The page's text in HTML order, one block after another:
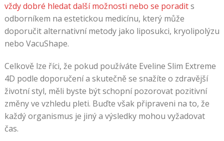
vždy dobré hledat další možnosti nebo se poradits
odborníkem na estetickou medicínu, který může
doporučit alternativní metody jako liposukci, kryolipolýzu
nebo VacuShape.
Celkově lze říci, že pokud používáte Eveline Slim Extreme
4D podle doporučení a skutečně se snažíte o zdravější
životní styl, měli byste být schopní pozorovat pozitivní
změny ve vzhledu pleti. Buďte však připraveni na to, že
každý organismus je jiný a výsledky mohou vyžadovat
čas.